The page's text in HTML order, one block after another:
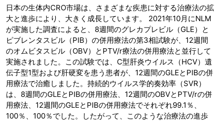
日本の生体内CRO市場は、さまざまな疾患に対する治療法の拡
大と進歩により、大きく成長しています。 2021年10月にNLM
が実施した調査によると、8週間のグレカプレビル（GLE）と
ピブレンタスビル（PIB）の併用療法の第3相試験が、12週間
のオムビタスビル（OBV）とPTV/r療法の併用療法と並行して
実施されました。この試験では、C型肝炎ウイルス（HCV）遺
伝子型1型および肝硬変を患う患者が、12週間のGLEとPIBの併
用療法で治癒しました。持続的ウイルス学的奏効率（SVR）
は、8週間のGLEとPIBの併用療法、12週間のOBVとPTV/rの併
用療法、12週間のGLEとPIBの併用療法でそれぞれ99.1％、
100％、100％でした。したがって、このような治療法の進歩